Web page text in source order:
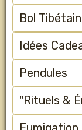
Bol Tibétain
Idées
Pendules
"Rituels &